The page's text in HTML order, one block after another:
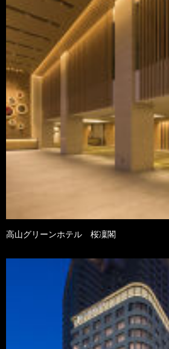
高山グリーンホテル 桜凜閣